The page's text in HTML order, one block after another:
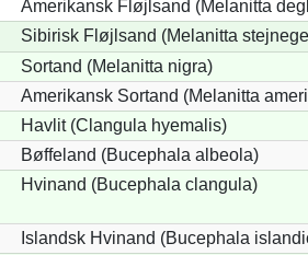
Amerikansk Fløjlsand (Melanitta
Sibirisk Fløjlsand (Melanitta
Sortand (Melanitta nigra)
Amerikansk Sortand (Melanitta
Havlit (Clangula hyemalis)
Bøffeland (Bucephala albeola)
Hvinand (Bucephala clangula)
Islandsk Hvinand (Bucephala